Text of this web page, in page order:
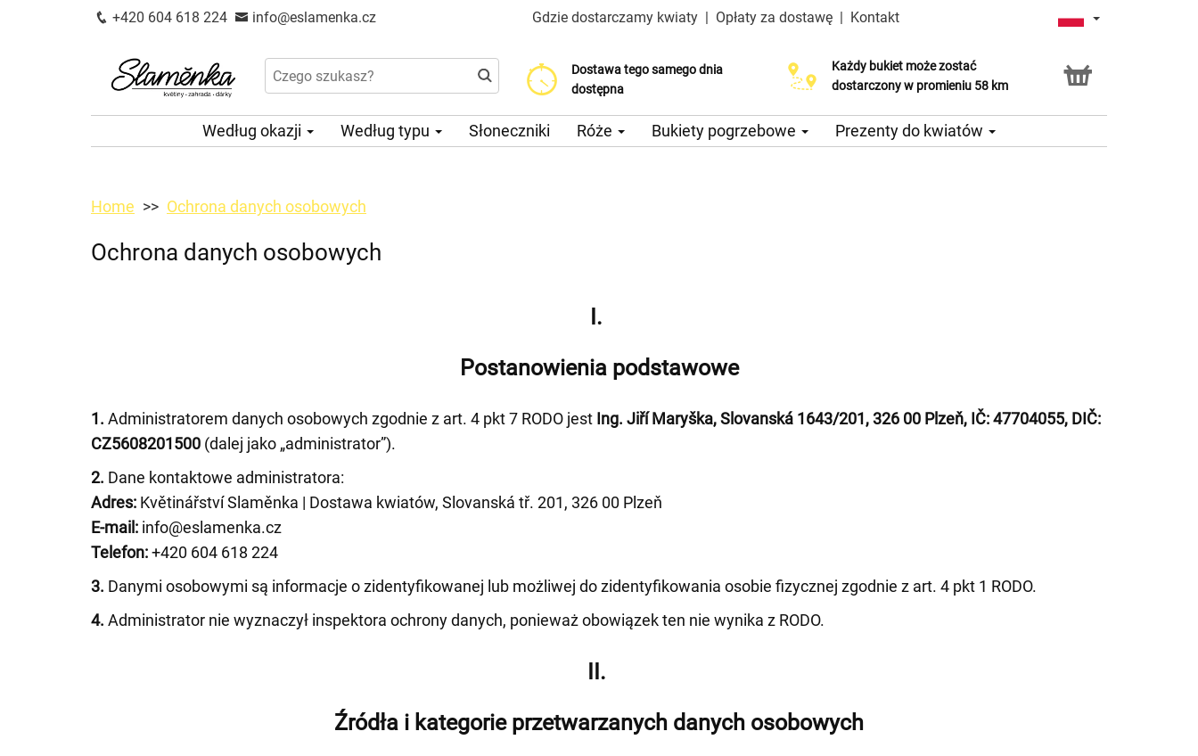
+420 604 618 224 info@eslamenka.cz Gdzie dostarczamy kwiaty | Opłaty za dostawę | Kontakt
Dostawa tego samego dnia
dostępna
Koszt dostawy już od 200 CZK
Wybierz datę dostawy
Każdy bukiet może zostać
dostarczony w promieniu 58 km
Według okazji Według typu Słoneczniki Róże Bukiety pogrzebowe Prezenty do kwiatów
Home Ochrona danych osobowych
Ochrona danych osobowych
I.
Postanowienia podstawowe
1. Administratorem danych osobowych zgodnie z art. 4 pkt 7 RODO jest Ing. Jiří Maryška, Slovanská 1643/201, 326 00 Plzeň, IČ: 47704055, DIČ:
CZ5608201500 (dalej jako „administrator”).
2. Dane kontaktowe administratora:
Adres: Květinářství Slaměnka | Dostawa kwiatów, Slovanská tř. 201, 326 00 Plzeň
E-mail: info@eslamenka.cz
Telefon:+420 604 618 224
3. Danymi osobowymi są informacje o zidentyfikowanej lub możliwej do zidentyfikowania osobie fizycznej zgodnie z art. 4 pkt 1 RODO.
4. Administrator nie wyznaczył inspektora ochrony danych, ponieważ obowiązek ten nie wynika z RODO.
II.
Źródła i kategorie przetwarzanych danych osobowych